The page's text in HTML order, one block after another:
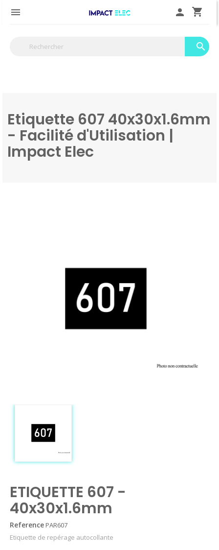
 shopping_cart
person
search
Etiquette 607 40x30x1.6mm
- Facilité d'Utilisation |
Impact Elec
ETIQUETTE 607 -
40x30x1.6mm
Reference PAR607
Etiquette de repérage autocollante